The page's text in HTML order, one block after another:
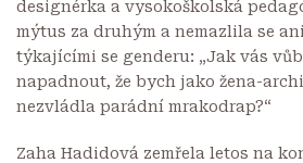
designérka a vysokoškolská
mýtus za druhým a nemazlila se
týkajícími se genderu: „Jak vás
napadnout, že bych jako žena-
nezvládla parádní mrakodrap?“
Zaha Hadidová zemřela letos na